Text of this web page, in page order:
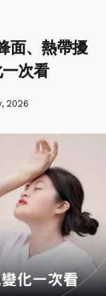
面、熱帶擾
次看
2026